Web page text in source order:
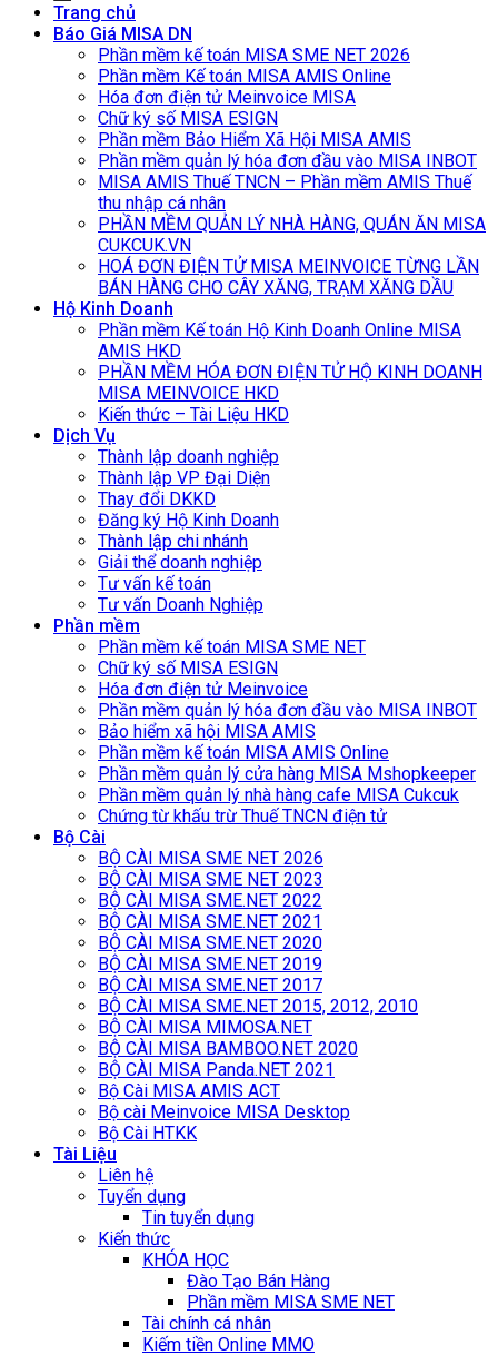
Trang chủ
Báo Giá MISA DN
Phần mềm kế toán MISA SME NET 2026
Phần mềm Kế toán MISA AMIS Online
Hóa đơn điện tử Meinvoice MISA
Chữ ký số MISA ESIGN
Phần mềm Bảo Hiểm Xã Hội MISA AMIS
Phần mềm quản lý hóa đơn đầu vào MISA INBOT
MISA AMIS Thuế TNCN – Phần mềm AMIS Thuế
thu nhập cá nhân
PHẦN MỀM QUẢN LÝ NHÀ HÀNG, QUÁN ĂN MISA
CUKCUK.VN
HOÁ ĐƠN ĐIỆN TỬ MISA MEINVOICE TỪNG LẦN
BÁN HÀNG CHO CÂY XĂNG, TRẠM XĂNG DẦU
Hộ Kinh Doanh
Phần mềm Kế toán Hộ Kinh Doanh Online MISA
AMIS HKD
PHẦN MỀM HÓA ĐƠN ĐIỆN TỬ HỘ KINH DOANH
MISA MEINVOICE HKD
Kiến thức – Tài Liệu HKD
Dịch Vụ
Thành lập doanh nghiệp
Thành lập VP Đại Diện
Thay đổi DKKD
Đăng ký Hộ Kinh Doanh
Thành lập chi nhánh
Giải thể doanh nghiệp
Tư vấn kế toán
Tư vấn Doanh Nghiệp
Phần mềm
Phần mềm kế toán MISA SME NET
Chữ ký số MISA ESIGN
Hóa đơn điện tử Meinvoice
Phần mềm quản lý hóa đơn đầu vào MISA INBOT
Bảo hiểm xã hội MISA AMIS
Phần mềm kế toán MISA AMIS Online
Phần mềm quản lý cửa hàng MISA Mshopkeeper
Phần mềm quản lý nhà hàng cafe MISA Cukcuk
Chứng từ khấu trừ Thuế TNCN điện tử
Bộ Cài
BỘ CÀI MISA SME NET 2026
BỘ CÀI MISA SME NET 2023
BỘ CÀI MISA SME.NET 2022
BỘ CÀI MISA SME.NET 2021
BỘ CÀI MISA SME.NET 2020
BỘ CÀI MISA SME.NET 2019
BỘ CÀI MISA SME.NET 2017
BỘ CÀI MISA SME.NET 2015, 2012, 2010
BỘ CÀI MISA MIMOSA.NET
BỘ CÀI MISA BAMBOO.NET 2020
BỘ CÀI MISA Panda.NET 2021
Bộ Cài MISA AMIS ACT
Bộ cài Meinvoice MISA Desktop
Bộ Cài HTKK
Tài Liệu
Liên hệ
Tuyển dụng
Tin tuyển dụng
Kiến thức
KHÓA HỌC
Đào Tạo Bán Hàng
Phần mềm MISA SME NET
Tài chính cá nhân
Kiếm tiền Online MMO